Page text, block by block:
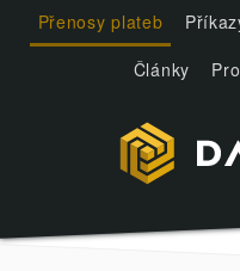
Přenosy plateb
Články